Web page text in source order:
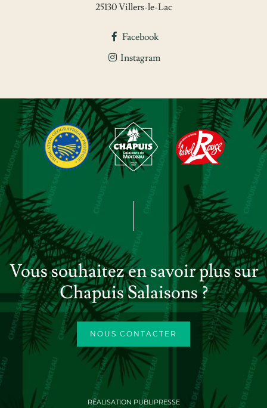
25130 Villers-le-Lac
Facebook
Instagram
Vous souhaitez en savoir plus sur
Chapuis Salaisons ?
NOUS CONTACTER
RÉALISATION PUBLIPRESSE